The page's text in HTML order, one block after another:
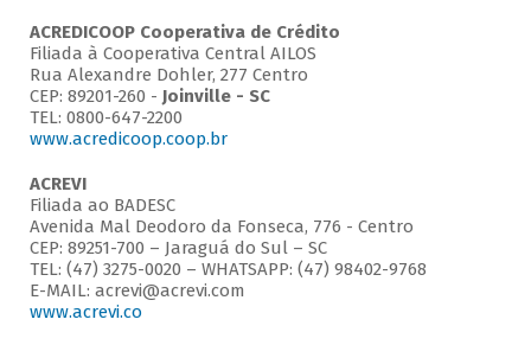
ACREDICOOP Cooperativa de Crédito
Filiada à Cooperativa Central AILOS
Rua Alexandre Dohler, 277 Centro
CEP: 89201-260 - Joinville - SC
TEL: 0800-647-2200
www.acredicoop.coop.br
ACREVI
Filiada ao BADESC
Avenida Mal Deodoro da Fonseca, 776 - Centro
CEP: 89251-700 – Jaraguá do Sul – SC
TEL: (47) 3275-0020 – WHATSAPP: (47) 98402-9768
E-MAIL: acrevi@acrevi.com
www.acrevi.co